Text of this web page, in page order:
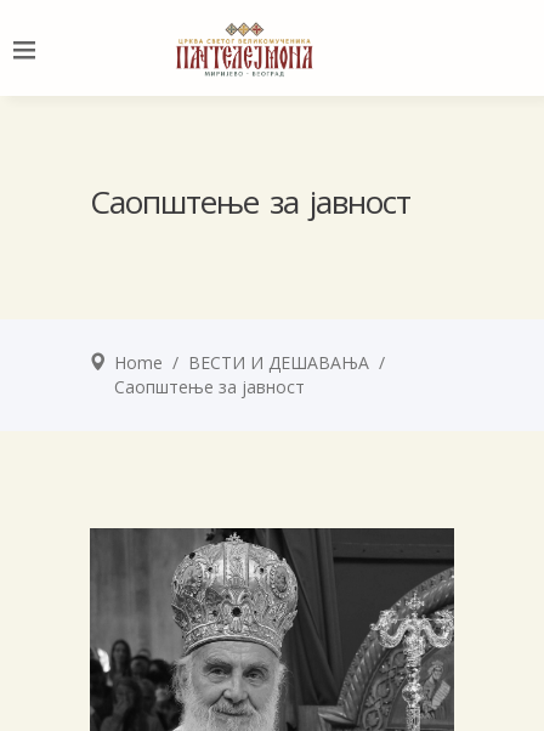
Саопштење за јавност
Home / ВЕСТИ И ДЕШАВАЊА /
Саопштење за јавност